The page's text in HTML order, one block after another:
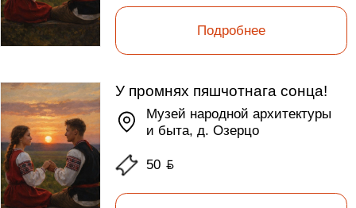
Подробнее
У промнях пяшчотнага сонца!
Музей народной архитектуры
и быта, д. Озерцо
50ƃ